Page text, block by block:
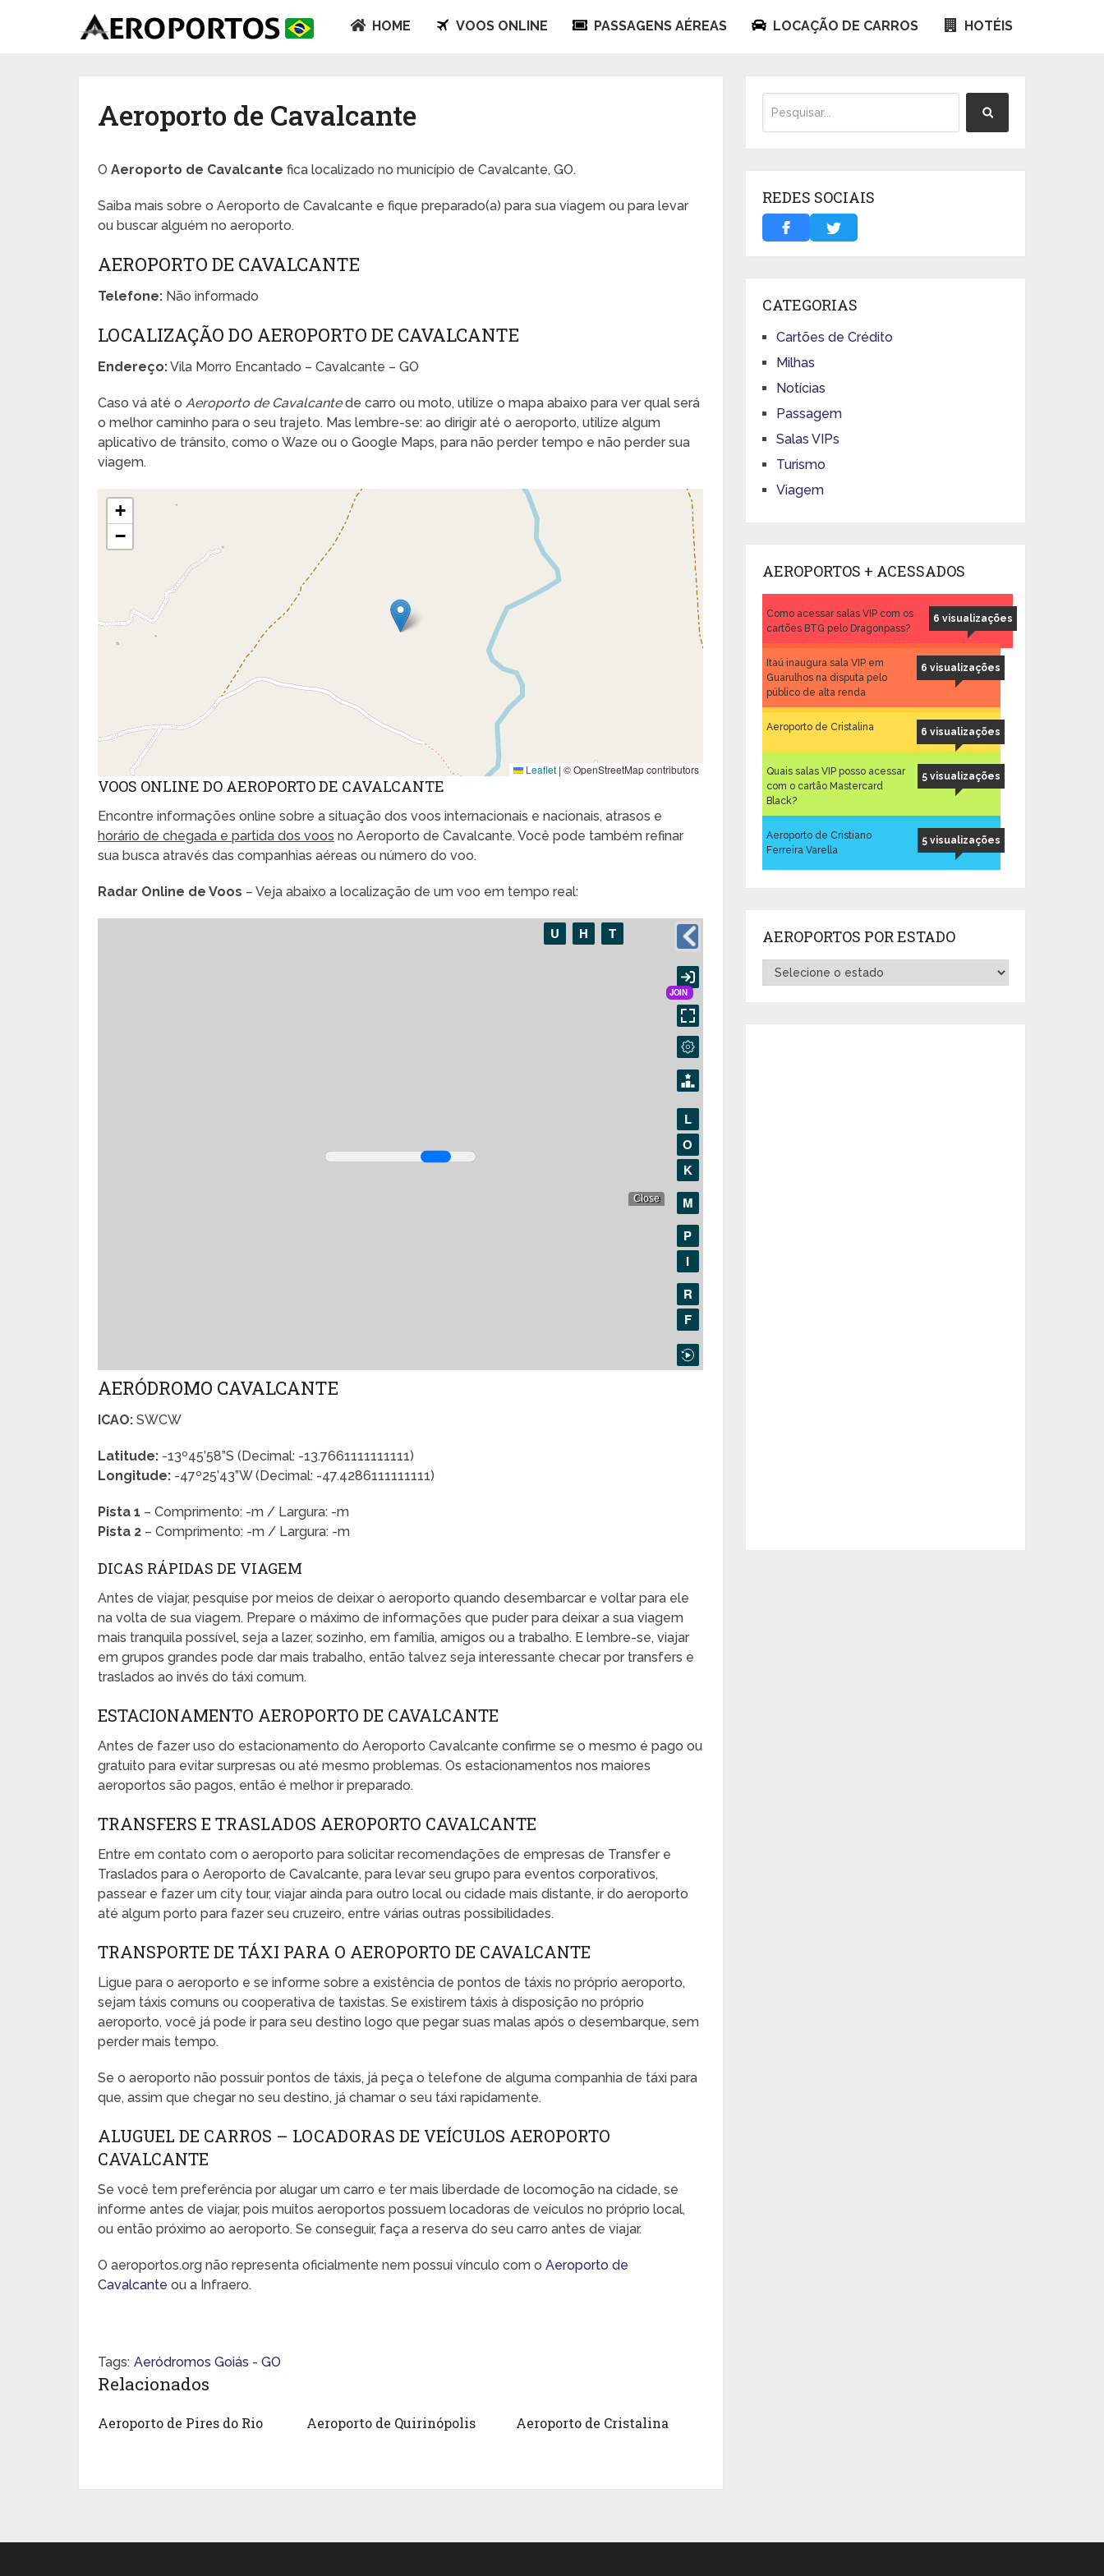
HOME VOOS ONLINE PASSAGENS AÉREAS LOCAÇÃO DE CARROS HOTÉIS
Aeroporto de Cavalcante
OAeroporto de Cavalcante fica localizado no município de Cavalcante, GO.
Saiba mais sobre o Aeroporto de Cavalcante e fique preparado(a) para sua viagem ou para levar
ou buscar alguém no aeroporto.
AEROPORTO DE CAVALCANTE
Telefone: Não informado
LOCALIZAÇÃO DO AEROPORTO DE CAVALCANTE
Endereço:Vila Morro Encantado – Cavalcante – GO
Caso vá até o Aeroporto de Cavalcantede carro ou moto, utilize o mapa abaixo para ver qual será
o melhor caminho para o seu trajeto. Mas lembre-se: ao dirigir até o aeroporto, utilize algum
aplicativo de trânsito, como o Waze ou o Google Maps, para não perder tempo e não perder sua
viagem.
+
−
Leaflet | © OpenStreetMap contributors
VOOS ONLINE DO AEROPORTO DE CAVALCANTE
Encontre informações online sobre a situação dos voos internacionais e nacionais, atrasos e
horário de chegada e partida dos voos no Aeroporto de Cavalcante. Você pode também refinar
sua busca através das companhias aéreas ou número do voo.
Radar Online de Voos – Veja abaixo a localização de um voo em tempo real:
AERÓDROMO CAVALCANTE
ICAO: SWCW
Latitude: -13º45’58”S (Decimal: -13.7661111111111)
Longitude: -47º25’43”W (Decimal: -47.4286111111111)
Pista 1 – Comprimento: -m / Largura: -m
Pista 2 – Comprimento: -m / Largura: -m
DICAS RÁPIDAS DE VIAGEM
Antes de viajar, pesquise por meios de deixar o aeroporto quando desembarcar e voltar para ele
na volta de sua viagem. Prepare o máximo de informações que puder para deixar a sua viagem
mais tranquila possível, seja a lazer, sozinho, em família, amigos ou a trabalho. E lembre-se, viajar
em grupos grandes pode dar mais trabalho, então talvez seja interessante checar por transfers e
traslados ao invés do táxi comum.
ESTACIONAMENTO AEROPORTO DE CAVALCANTE
Antes de fazer uso do estacionamento do Aeroporto Cavalcante confirme se o mesmo é pago ou
gratuito para evitar surpresas ou até mesmo problemas. Os estacionamentos nos maiores
aeroportos são pagos, então é melhor ir preparado.
TRANSFERS E TRASLADOS AEROPORTO CAVALCANTE
Entre em contato com o aeroporto para solicitar recomendações de empresas de Transfer e
Traslados para o Aeroporto de Cavalcante, para levar seu grupo para eventos corporativos,
passear e fazer um city tour, viajar ainda para outro local ou cidade mais distante, ir do aeroporto
até algum porto para fazer seu cruzeiro, entre várias outras possibilidades.
TRANSPORTE DE TÁXI PARA O AEROPORTO DE CAVALCANTE
Ligue para o aeroporto e se informe sobre a existência de pontos de táxis no próprio aeroporto,
sejam táxis comuns ou cooperativa de taxistas. Se existirem táxis à disposição no próprio
aeroporto, você já pode ir para seu destino logo que pegar suas malas após o desembarque, sem
perder mais tempo.
Se o aeroporto não possuir pontos de táxis, já peça o telefone de alguma companhia de táxi para
que, assim que chegar no seu destino, já chamar o seu táxi rapidamente.
ALUGUEL DE CARROS – LOCADORAS DE VEÍCULOS AEROPORTO
CAVALCANTE
Se você tem preferência por alugar um carro e ter mais liberdade de locomoção na cidade, se
informe antes de viajar, pois muitos aeroportos possuem locadoras de veículos no próprio local,
ou então próximo ao aeroporto. Se conseguir, faça a reserva do seu carro antes de viajar.
O aeroportos.org não representa oficialmente nem possui vínculo com oAeroporto de
Cavalcante ou a Infraero.
Tags: Aeródromos Goiás - GO
Relacionados
Aeroporto de Pires do Rio Aeroporto de Quirinópolis Aeroporto de Cristalina
REDES SOCIAIS
CATEGORIAS
Cartões de Crédito
Milhas
Notícias
Passagem
Salas VIPs
Turismo
Viagem
AEROPORTOS + ACESSADOS
6 visualizações
Como acessar salas VIP com os
cartões BTG pelo Dragonpass?
6 visualizações
Itaú inaugura sala VIP em
Guarulhos na disputa pelo
público de alta renda
6 visualizações
Aeroporto de Cristalina
5 visualizações
Quais salas VIP posso acessar
com o cartão Mastercard
Black?
5 visualizações
Aeroporto de Cristiano
Ferreira Varella
AEROPORTOS POR ESTADO
Aeroportos
por